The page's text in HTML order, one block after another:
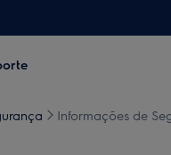
Informações de